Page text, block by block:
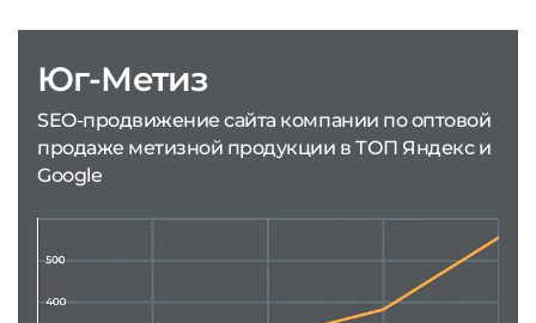
Юг-Метиз
SEO-продвижение сайта компании по оптовой
продаже метизной продукции в ТОП Яндекс и
Google